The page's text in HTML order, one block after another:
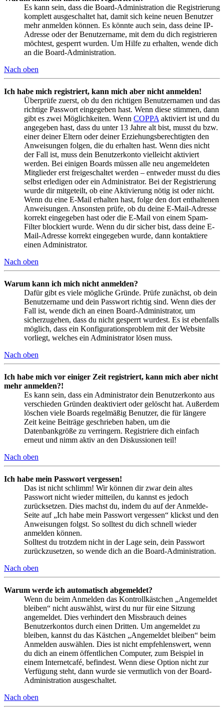
Es kann sein, dass die Board-Administration die Registrierung
komplett ausgeschaltet hat, damit sich keine neuen Benutzer
mehr anmelden können. Es könnte auch sein, dass deine IP-
Adresse oder der Benutzername, mit dem du dich registrieren
möchtest, gesperrt wurden. Um Hilfe zu erhalten, wende dich
an die Board-Administration.
Nach oben
Ich habe mich registriert, kann mich aber nicht anmelden!
Überprüfe zuerst, ob du den richtigen Benutzernamen und das
richtige Passwort eingegeben hast. Wenn diese stimmen, dann
gibt es zwei Möglichkeiten. Wenn COPPA aktiviert ist und du
angegeben hast, dass du unter 13 Jahre alt bist, musst du bzw.
einer deiner Eltern oder deiner Erziehungsberechtigten den
Anweisungen folgen, die du erhalten hast. Wenn dies nicht
der Fall ist, muss dein Benutzerkonto vielleicht aktiviert
werden. Bei einigen Boards müssen alle neu angemeldeten
Mitglieder erst freigeschaltet werden – entweder musst du dies
selbst erledigen oder ein Administrator. Bei der Registrierung
wurde dir mitgeteilt, ob eine Aktivierung nötig ist oder nicht.
Wenn du eine E-Mail erhalten hast, folge den dort enthaltenen
Anweisungen. Ansonsten prüfe, ob du deine E-Mail-Adresse
korrekt eingegeben hast oder die E-Mail von einem Spam-
Filter blockiert wurde. Wenn du dir sicher bist, dass deine E-
Mail-Adresse korrekt eingegeben wurde, dann kontaktiere
einen Administrator.
Nach oben
Warum kann ich mich nicht anmelden?
Dafür gibt es viele mögliche Gründe. Prüfe zunächst, ob dein
Benutzername und dein Passwort richtig sind. Wenn dies der
Fall ist, wende dich an einen Board-Administrator, um
sicherzugehen, dass du nicht gesperrt wurdest. Es ist ebenfalls
möglich, dass ein Konfigurationsproblem mit der Website
vorliegt, welches ein Administrator lösen muss.
Nach oben
Ich habe mich vor einiger Zeit registriert, kann mich aber nicht
mehr anmelden?!
Es kann sein, dass ein Administrator dein Benutzerkonto aus
verschieden Gründen deaktiviert oder gelöscht hat. Außerdem
löschen viele Boards regelmäßig Benutzer, die für längere
Zeit keine Beiträge geschrieben haben, um die
Datenbankgröße zu verringern. Registriere dich einfach
erneut und nimm aktiv an den Diskussionen teil!
Nach oben
Ich habe mein Passwort vergessen!
Das ist nicht schlimm! Wir können dir zwar dein altes
Passwort nicht wieder mitteilen, du kannst es jedoch
zurücksetzen. Dies machst du, indem du auf der Anmelde-
Seite auf „Ich habe mein Passwort vergessen“ klickst und den
Anweisungen folgst. So solltest du dich schnell wieder
anmelden können.
Solltest du trotzdem nicht in der Lage sein, dein Passwort
zurückzusetzen, so wende dich an die Board-Administration.
Nach oben
Warum werde ich automatisch abgemeldet?
Wenn du beim Anmelden das Kontrollkästchen „Angemeldet
bleiben“ nicht auswählst, wirst du nur für eine Sitzung
angemeldet. Dies verhindert den Missbrauch deines
Benutzerkontos durch einen Dritten. Um angemeldet zu
bleiben, kannst du das Kästchen „Angemeldet bleiben“ beim
Anmelden auswählen. Dies ist nicht empfehlenswert, wenn
du dich an einem öffentlichen Computer, zum Beispiel in
einem Internetcafé, befindest. Wenn diese Option nicht zur
Verfügung steht, dann wurde sie vermutlich von der Board-
Administration ausgeschaltet.
Nach oben